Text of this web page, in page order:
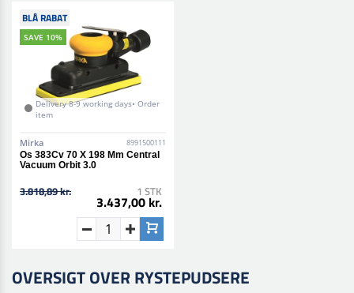
BLÅ RABAT
SAVE 10%
Delivery 8-9 working days• Order
item
Mirka 8991500111
Os 383Cv 70 X 198 Mm Central
Vacuum Orbit 3.0
3.818,89 kr. 1 STK
3.437,00 kr.
OVERSIGT OVER RYSTEPUDSERE